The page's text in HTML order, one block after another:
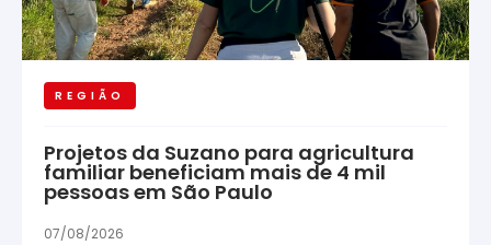
REGIÃO
Projetos da Suzano para agricultura
familiar beneficiam mais de 4 mil
pessoas em São Paulo
07/08/2026